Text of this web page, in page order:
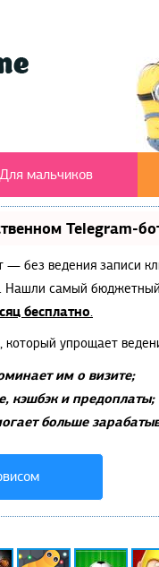
Для мальчиков
Telegram-
— без ведения записи
Нашли самый
бесплатно.
который упрощает
им о визите;
кэшбэк и предоплаты;
больше